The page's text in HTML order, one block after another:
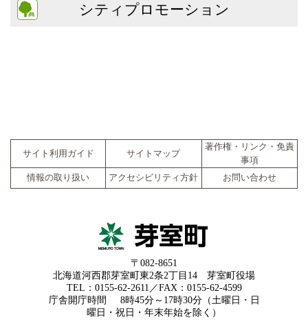
シティプロモーション
サイト利用ガイド サイトマップ
著作権・リンク・免責
事項
情報の取り扱い
アクセシビリティ方針 お問い合わせ
〒082-8651
北海道河西郡芽室町東2条2丁目14 芽室町役場
TEL：0155-62-2611／FAX：0155-62-4599
庁舎開庁時間
8時45分～17時30分（土曜日・日
曜日・祝日・年末年始を除く）